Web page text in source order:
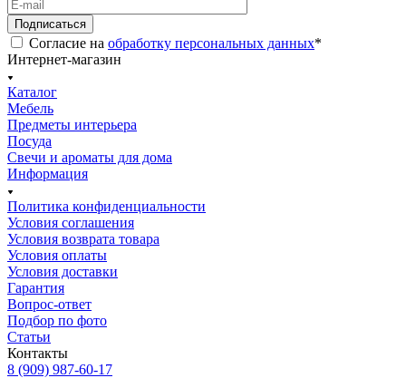
Подписаться
Согласие на обработку персональных данных*
Интернет-магазин
Каталог
Мебель
Предметы интерьера
Посуда
Свечи и ароматы для дома
Информация
Политика конфиденциальности
Условия соглашения
Условия возврата товара
Условия оплаты
Условия доставки
Гарантия
Вопрос-ответ
Подбор по фото
Статьи
Контакты
8 (909) 987-60-17